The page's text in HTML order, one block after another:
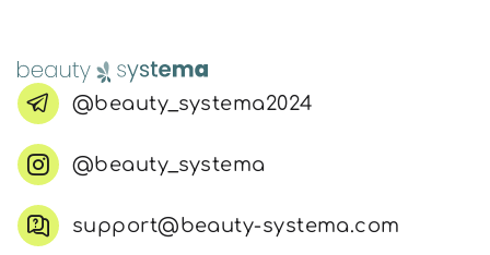
@beauty_systema2024
@beauty_systema
support@beauty-systema.com